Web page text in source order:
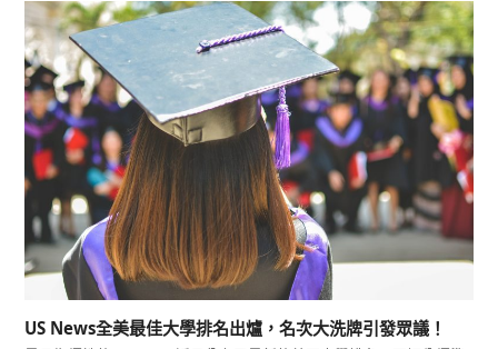
US News全美最佳大學排名出爐，名次大洗牌引發眾議！